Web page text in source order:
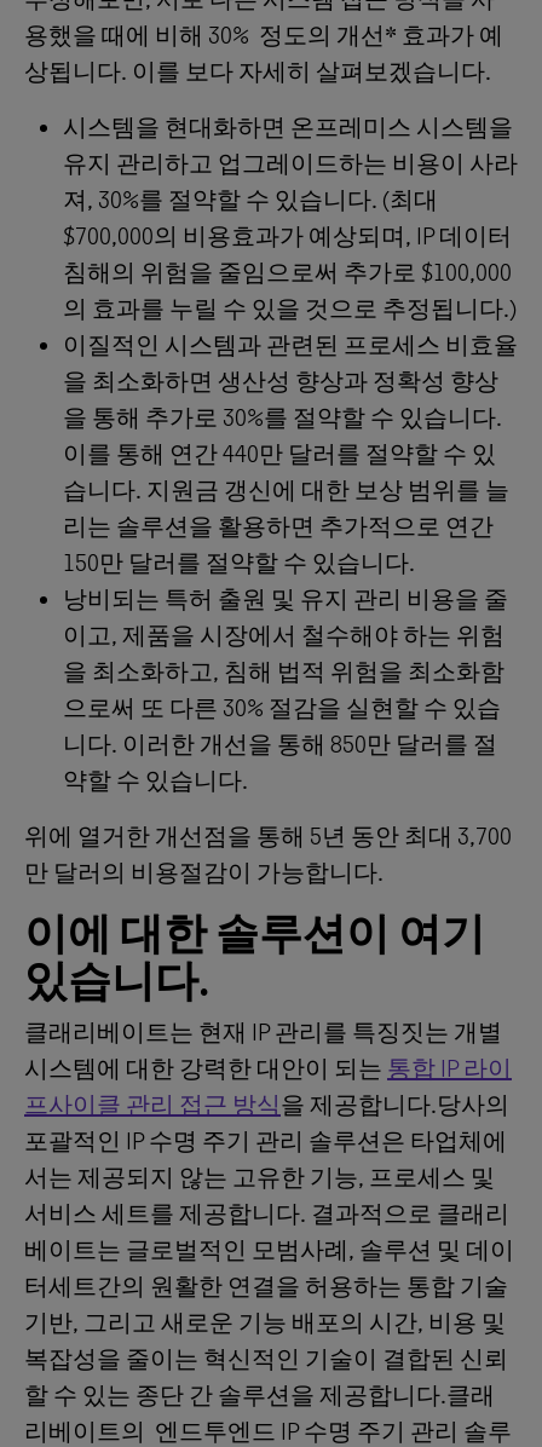
용했을 때에 비해 30% 정도의 개선* 효과가 예
상됩니다. 이를 보다 자세히 살펴보겠습니다.
시스템을 현대화하면 온프레미스 시스템을
유지 관리하고 업그레이드하는 비용이 사라
져, 30%를 절약할 수 있습니다. (최대
$700,000의 비용효과가 예상되며, IP 데이터
침해의 위험을 줄임으로써 추가로 $100,000
의 효과를 누릴 수 있을 것으로 추정됩니다.)
이질적인 시스템과 관련된 프로세스 비효율
을 최소화하면 생산성 향상과 정확성 향상
을 통해 추가로 30%를 절약할 수 있습니다.
이를 통해 연간 440만 달러를 절약할 수 있
습니다. 지원금 갱신에 대한 보상 범위를 늘
리는 솔루션을 활용하면 추가적으로 연간
150만 달러를 절약할 수 있습니다.
낭비되는 특허 출원 및 유지 관리 비용을 줄
이고, 제품을 시장에서 철수해야 하는 위험
을 최소화하고, 침해 법적 위험을 최소화함
으로써 또 다른 30% 절감을 실현할 수 있습
니다. 이러한 개선을 통해 850만 달러를 절
약할 수 있습니다.
위에 열거한 개선점을 통해 5년 동안 최대 3,700
만 달러의 비용절감이 가능합니다.
이에 대한 솔루션이 여기
있습니다.
클래리베이트는 현재 IP 관리를 특징짓는 개별
시스템에 대한 강력한 대안이 되는 통합 IP 라이
프사이클 관리 접근 방식을 제공합니다.당사의
포괄적인 IP 수명 주기 관리 솔루션은 타업체에
서는 제공되지 않는 고유한 기능, 프로세스 및
서비스 세트를 제공합니다. 결과적으로 클래리
베이트는 글로벌적인 모범사례, 솔루션 및 데이
터세트간의 원활한 연결을 허용하는 통합 기술
기반, 그리고 새로운 기능 배포의 시간, 비용 및
복잡성을 줄이는 혁신적인 기술이 결합된 신뢰
할 수 있는 종단 간 솔루션을 제공합니다.클래
리베이트의 엔드투엔드 IP 수명 주기 관리 솔루